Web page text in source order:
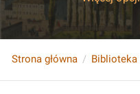
Strona główna Biblioteka